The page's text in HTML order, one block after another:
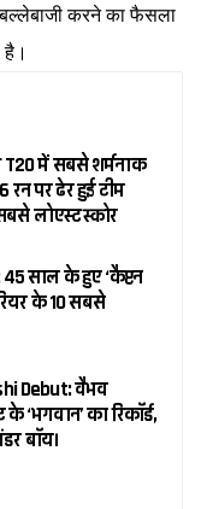
करने का फैसला
T20 में सबसे शर्मनाक
रन पर ढेर हुई टीम
लोएस्ट स्कोर
साल के हुए ‘कैप्टन
के 10 सबसे
Debut: वैभव
‘भगवान’ का रिकॉर्ड,
बॉय।